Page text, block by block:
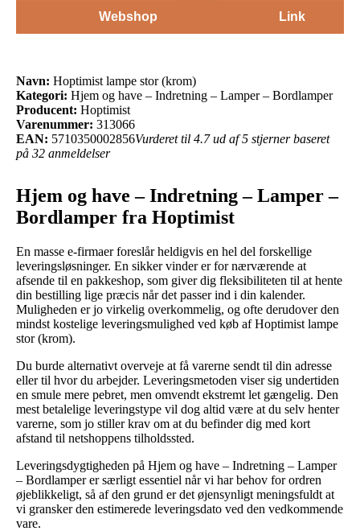
Webshop
Link
Navn: Hoptimist lampe stor (krom)
Kategori: Hjem og have – Indretning – Lamper – Bordlamper
Producent: Hoptimist
Varenummer: 313066
EAN: 5710350002856Vurderet til 4.7 ud af 5 stjerner baseret
på 32 anmeldelser
Hjem og have – Indretning – Lamper –
Bordlamper fra Hoptimist
En masse e-firmaer foreslår heldigvis en hel del forskellige
leveringsløsninger. En sikker vinder er for nærværende at
afsende til en pakkeshop, som giver dig fleksibiliteten til at hente
din bestilling lige præcis når det passer ind i din kalender.
Muligheden er jo virkelig overkommelig, og ofte derudover den
mindst kostelige leveringsmulighed ved køb af Hoptimist lampe
stor (krom).
Du burde alternativt overveje at få varerne sendt til din adresse
eller til hvor du arbejder. Leveringsmetoden viser sig undertiden
en smule mere pebret, men omvendt ekstremt let gængelig. Den
mest betalelige leveringstype vil dog altid være at du selv henter
varerne, som jo stiller krav om at du befinder dig med kort
afstand til netshoppens tilholdssted.
Leveringsdygtigheden på Hjem og have – Indretning – Lamper
– Bordlamper er særligt essentiel når vi har behov for ordren
øjeblikkeligt, så af den grund er det øjensynligt meningsfuldt at
vi gransker den estimerede leveringsdato ved den vedkommende
vare.